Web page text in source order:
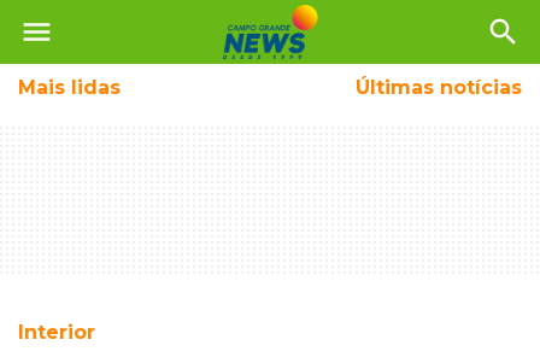
menu search
Mais lidas Últimas notícias
Interior